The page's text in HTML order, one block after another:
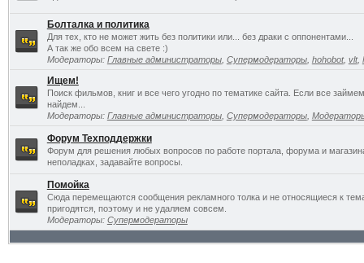
Болталка и политика
Для тех, кто не может жить без политики или... без драки с оппонентами...
А так же обо всем на свете :)
Модераторы: Главные администраторы, Супермодераторы, hohobot, vlt,
Ищем!
Поиск фильмов, книг и все чего угодно по тематике сайта. Если все
найдем...
Модераторы: Главные администраторы, Супермодераторы,
Форум Техподдержки
Форум для решения любых вопросов по работе портала, форума и
неполадках, задавайте вопросы.
Помойка
Сюда перемещаются сообщения рекламного толка и не относящиеся к
пригодятся, поэтому и не удаляем совсем.
Модераторы: Супермодераторы